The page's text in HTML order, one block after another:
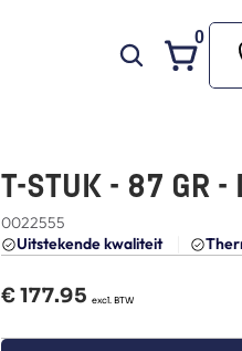
0
T-STUK - 87 GR
0022555
Uitstekende kwaliteit
€ 177.95
  excl. BTW